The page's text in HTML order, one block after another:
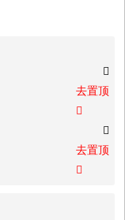

去置顶


去置顶
